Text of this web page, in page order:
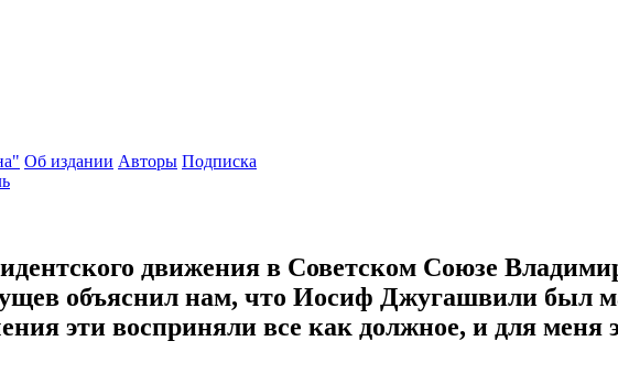
Об издании Авторы Подписка
движения в Советском Союзе
объяснил нам, что Иосиф Джугашвили был
эти восприняли все как должное, и для